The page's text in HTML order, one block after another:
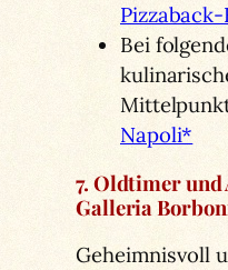
Bei
Napoli*
7. Oldtimer und
Galleria
Geheimnisvoll